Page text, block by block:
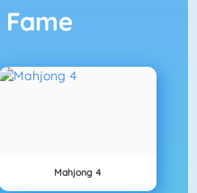
Fame
Mahjong 4